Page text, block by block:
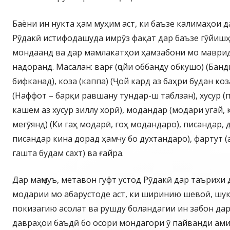
Баёни ин нукта ҳам муҳим аст, ки баъзе калимаҳои
Рӯдакӣ истифодашуда имрӯз фақат дар баъзе
мондаанд ва дар мамлакатҳои ҳамзабони мо
надоранд. Масалан: варғ (ҷойи оббанду обкушо)
бифканад), коза (каппа) (Ҷой кард аз баҳри будан
(Наффот – барқи равшану тундар-ш таблзан), хусур
кашем аз хусур зиллу хорӣ), модандар (модари
мегӯянд) (Ки гаҳ модарӣ, гоҳ модандаро), писандар,
писандар кина дорад ҳамчу бо духтандаро), фартут
гашта будам сахт) ва ғайра.
Дар маҷмуъ, метавон гуфт устод Рӯдакӣ дар таърихи
модарии мо абарустоде аст, ки ширинию шевоӣ,
покизагию асолат ва рушду боландагии ин забон
давраҳои баъдӣ бо осори мондагори ӯ пайванди